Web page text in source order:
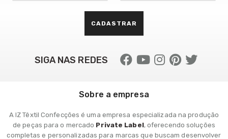
CADASTRAR
SIGA NAS REDES
Sobre a empresa
A IZ Têxtil Confecções é uma empresa especializada na produção
de peças para o mercado Private Label, oferecendo soluções
completas e personalizadas para marcas que buscam desenvolver